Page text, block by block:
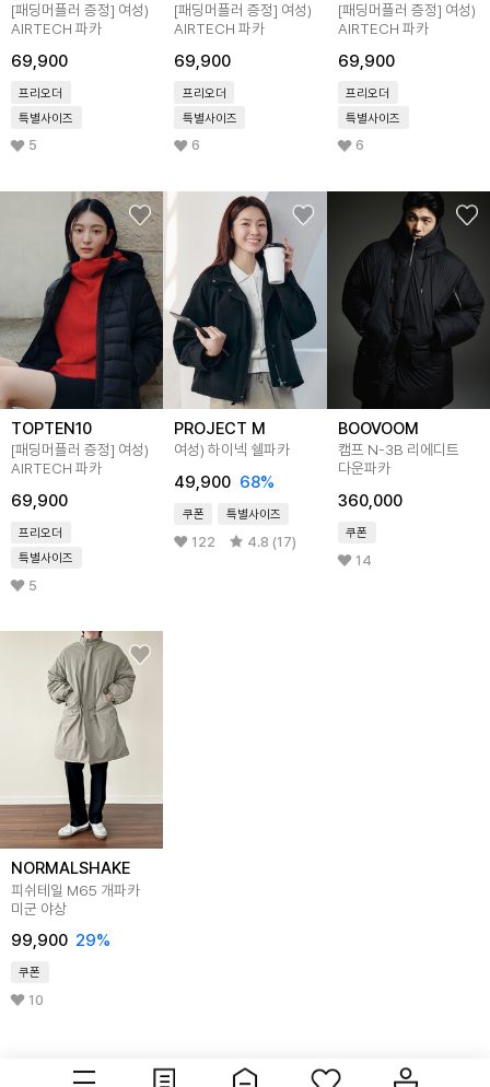
[패딩머플러 증정] 여성)
AIRTECH 파카
69,900
프리오더
특별사이즈
5
[패딩머플러 증정] 여성)
AIRTECH 파카
69,900
프리오더
특별사이즈
6
[패딩머플러 증정] 여성)
AIRTECH 파카
69,900
프리오더
특별사이즈
6
TOPTEN10
[패딩머플러 증정] 여성)
AIRTECH 파카
69,900
프리오더
특별사이즈
5
PROJECT M
여성) 하이넥 쉘파카
49,900 68%
쿠폰 특별사이즈
122 4.8 (17)
BOOVOOM
캠프 N-3B 리에디트
다운파카
360,000
쿠폰
14
NORMALSHAKE
피쉬테일 M65 개파카
미군 야상
99,900 29%
쿠폰
10